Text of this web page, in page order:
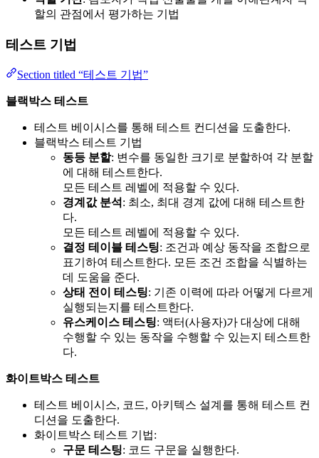
할의 관점에서 평가하는 기법
테스트 기법
Section titled “테스트 기법”
블랙박스 테스트
테스트 베이시스를 통해 테스트 컨디션을 도출한다.
블랙박스 테스트 기법
동등 분할: 변수를 동일한 크기로 분할하여 각 분할
에 대해 테스트한다.
모든 테스트 레벨에 적용할 수 있다.
경계값 분석 : 최소, 최대 경계 값에 대해 테스트한
다.
모든 테스트 레벨에 적용할 수 있다.
결정 테이블 테스팅: 조건과 예상 동작을 조합으로
표기하여 테스트한다. 모든 조건 조합을 식별하는
데 도움을 준다.
상태 전이 테스팅: 기존 이력에 따라 어떻게 다르게
실행되는지를 테스트한다.
유스케이스 테스팅: 액터(사용자)가 대상에 대해
수행할 수 있는 동작을 수행할 수 있는지 테스트한
다.
화이트박스 테스트
테스트 베이시스, 코드, 아키텍스 설계를 통해 테스트 컨
디션을 도출한다.
화이트박스 테스트 기법:
구문 테스팅: 코드 구문을 실행한다.